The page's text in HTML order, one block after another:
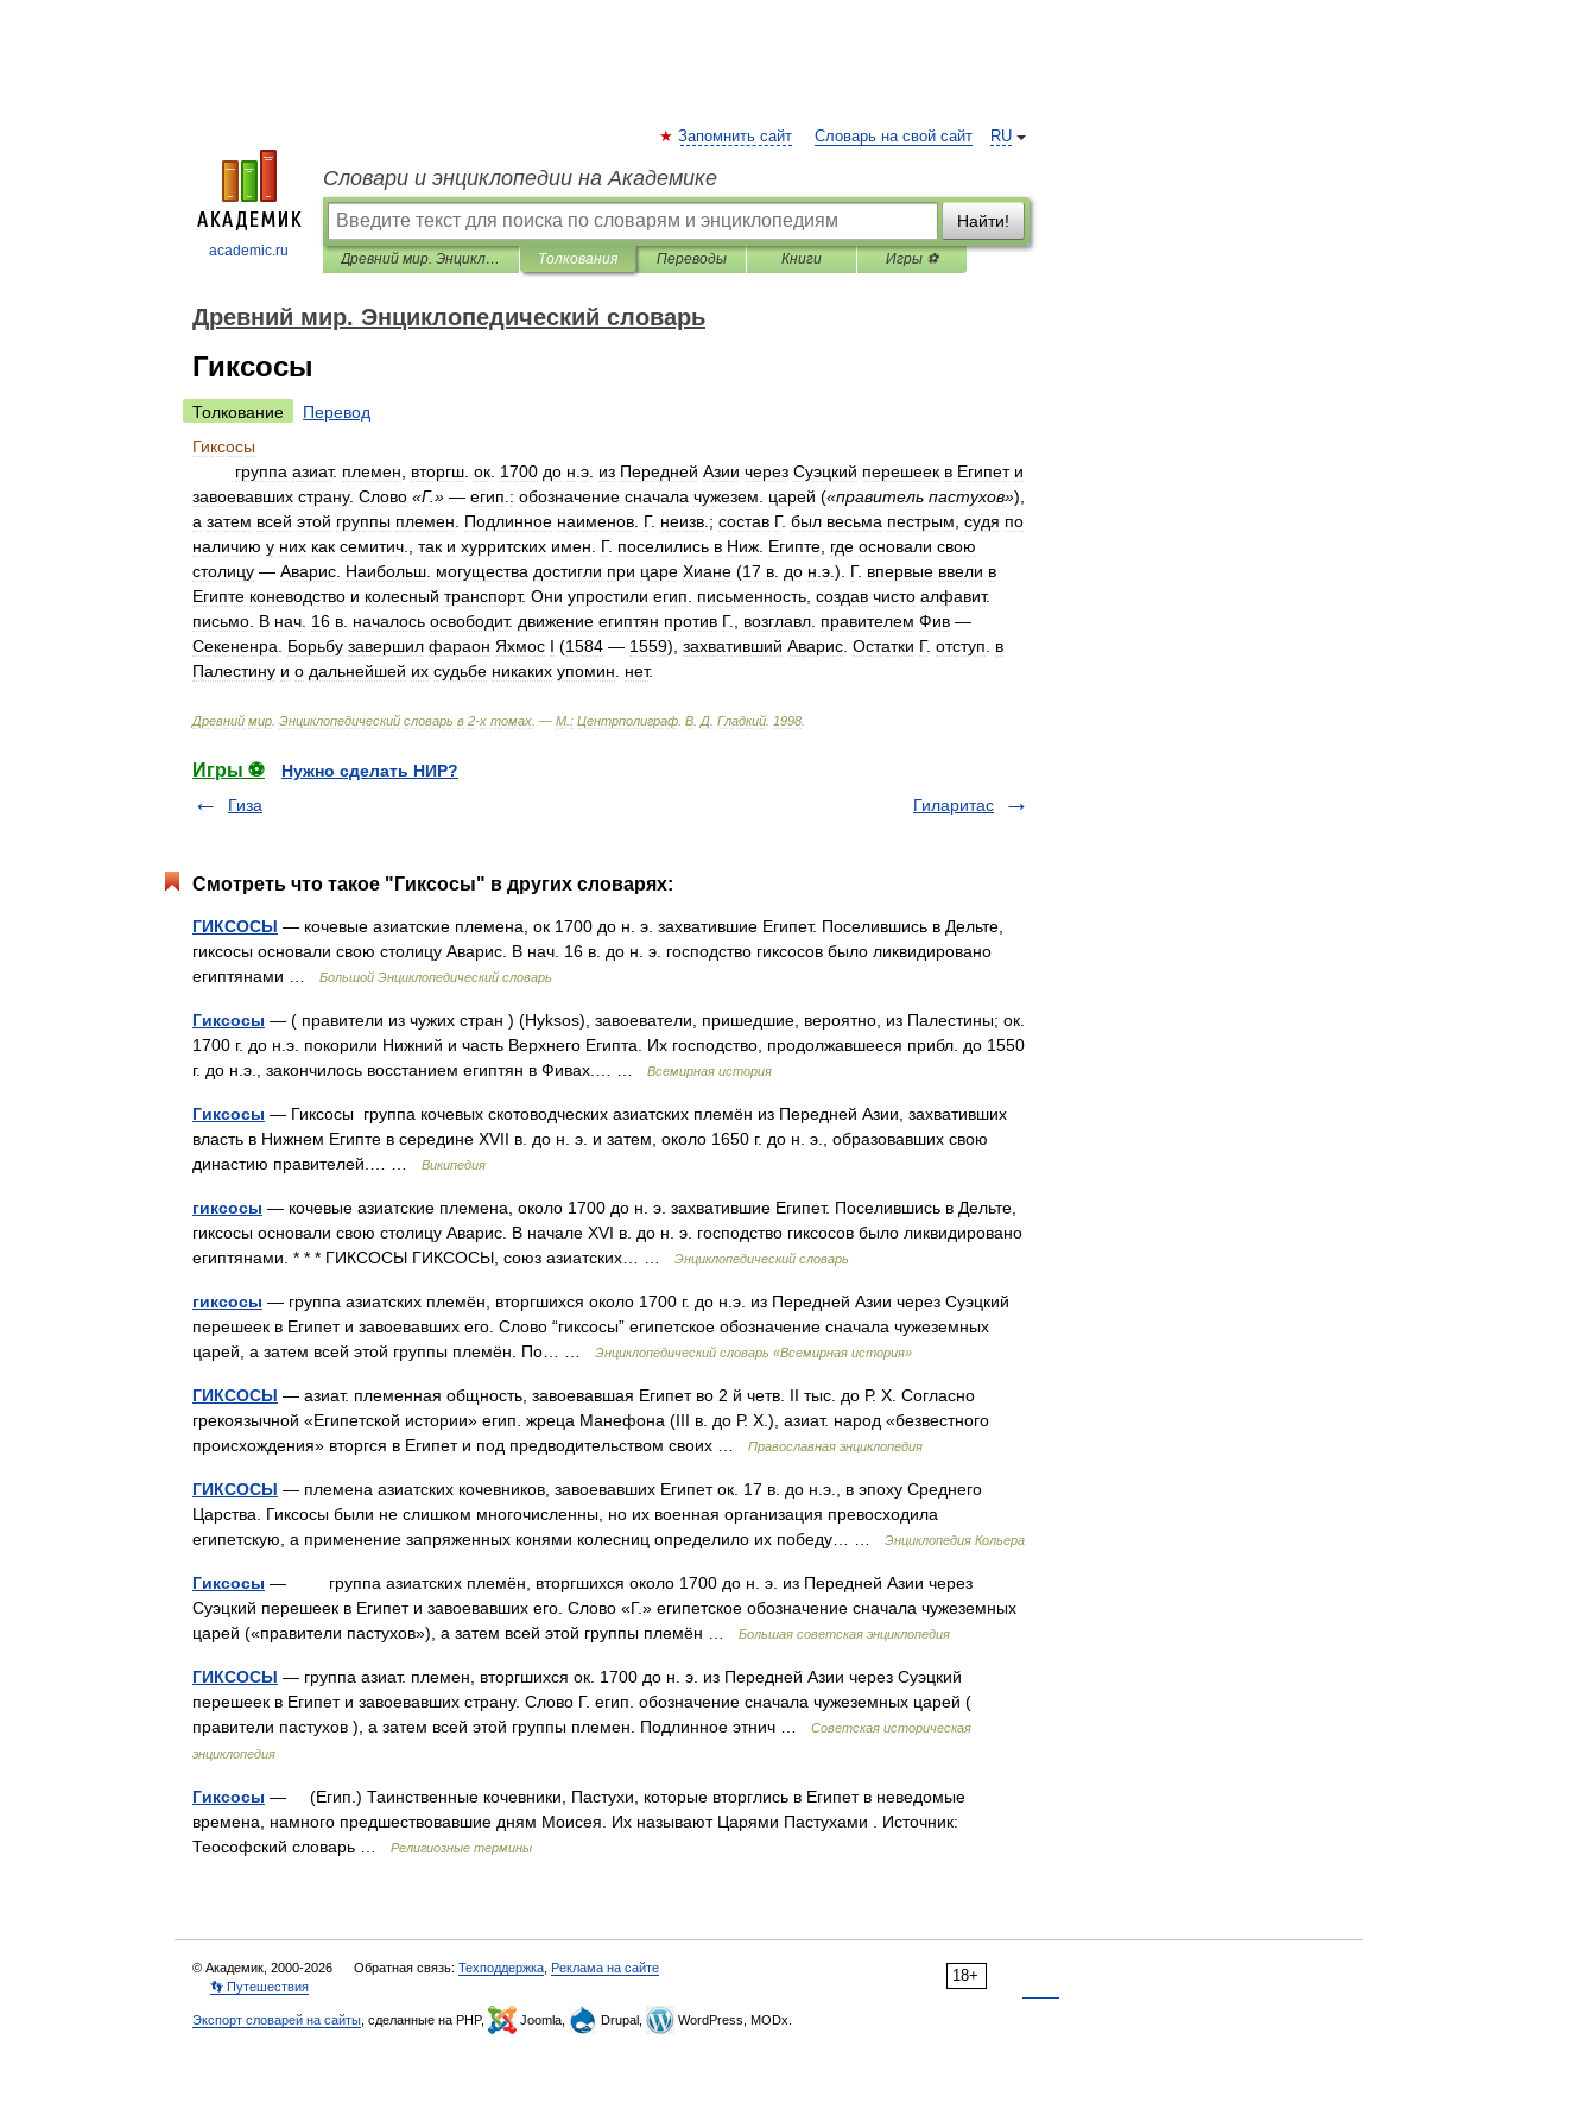
academic.ru
RU
Запомнить сайт Словарь на свой сайт
Словари и энциклопедии на Академике
Найти!
Древний мир. Энциклопедический словарь Толкования Переводы Книги Игры ⚽
Древний мир. Энциклопедический словарь
Гиксосы
Толкование
Перевод
Гиксосы
группа азиат. племен вторгш ок 1700 до н э из Передней Азии через Суэцкий перешеек в Египет и
завоевавших страну. Слово «Г.» — егип : обозначение сначала чужезем царей («правитель пастухов»),
а затем всей этой группы племен Подлинное наименов Г. неизв .; состав Г. был весьма пестрым судя по
наличию у них как семитич так и хурритских имен Г. поселились в Ниж Египте где основали свою
столицу — Аварис Наибольш могущества достигли при царе Хиане (17 в до н э .). Г. впервые ввели в
Египте коневодство и колесный транспорт. Они упростили егип письменность создав чисто алфавит.
письмо В нач 16 в началось освободит. движение египтян против Г., возглавл правителем Фив —
Секененра
Борьбу завершил фараон Яхмос I (1584 — 1559), захвативший Аварис Остатки Г. отступ
в
Палестину и о дальнейшей их судьбе никаких упомин нет.
Древний мир Энциклопедический словарь в 2-х томах . — М : Центрполиграф В Д Гладкий 1998
Игры ⚽
Нужно сделать НИР?
Гиза
Гиларитас
Смотреть что такое "Гиксосы" в других словарях:
ГИКСОСЫ — кочевые азиатские племена, ок 1700 до н. э. захватившие Египет. Поселившись в Дельте,
гиксосы основали свою столицу Аварис. В нач. 16 в. до н. э. господство гиксосов было ликвидировано
египтянами …
Большой Энциклопедический словарь
Гиксосы — ( правители из чужих стран ) (Hyksos), завоеватели, пришедшие, вероятно, из Палестины; ок.
1700 г. до н.э. покорили Нижний и часть Верхнего Египта. Их господство, продолжавшееся прибл. до 1550
г. до н.э., закончилось восстанием египтян в Фивах.… …
Всемирная история
Гиксосы — Гиксосы группа кочевых скотоводческих азиатских племён из Передней Азии, захвативших
власть в Нижнем Египте в середине XVII в. до н. э. и затем, около 1650 г. до н. э., образовавших свою
династию правителей.… …
Википедия
гиксосы — кочевые азиатские племена, около 1700 до н. э. захватившие Египет. Поселившись в Дельте,
гиксосы основали свою столицу Аварис. В начале XVI в. до н. э. господство гиксосов было ликвидировано
египтянами. * * * ГИКСОСЫ ГИКСОСЫ, союз азиатских… …
Энциклопедический словарь
гиксосы — группа азиатских племён, вторгшихся около 1700 г. до н.э. из Передней Азии через Суэцкий
перешеек в Египет и завоевавших его. Слово “гиксосы” египетское обозначение сначала чужеземных
царей, а затем всей этой группы племён. По… …
Энциклопедический словарь «Всемирная история»
ГИКСОСЫ — азиат. племенная общность, завоевавшая Египет во 2 й четв. II тыс. до Р. Х. Согласно
грекоязычной «Египетской истории» егип. жреца Манефона (III в. до Р. Х.), азиат. народ «безвестного
происхождения» вторгся в Египет и под предводительством своих …
Православная энциклопедия
ГИКСОСЫ — племена азиатских кочевников, завоевавших Египет ок. 17 в. до н.э., в эпоху Среднего
Царства. Гиксосы были не слишком многочисленны, но их военная организация превосходила
египетскую, а применение запряженных конями колесниц определило их победу… …
Энциклопедия Кольера
Гиксосы — группа азиатских племён, вторгшихся около 1700 до н. э. из Передней Азии через
Суэцкий перешеек в Египет и завоевавших его. Слово «Г.» египетское обозначение сначала чужеземных
царей («правители пастухов»), а затем всей этой группы племён …
Большая советская энциклопедия
ГИКСОСЫ — группа азиат. племен, вторгшихся ок. 1700 до н. э. из Передней Азии через Суэцкий
перешеек в Египет и завоевавших страну. Слово Г. егип. обозначение сначала чужеземных царей (
правители пастухов ), а затем всей этой группы племен. Подлинное этнич …
Советская историческая
энциклопедия
Гиксосы — (Егип.) Таинственные кочевники, Пастухи, которые вторглись в Египет в неведомые
времена, намного предшествовавшие дням Моисея. Их называют Царями Пастухами . Источник:
Теософский словарь …
Религиозные термины
18+
© Академик, 2000-2026 Обратная связь: Техподдержка Реклама на сайте
👣 Путешествия
Экспорт словарей на сайты , сделанные на PHP, Joomla, Drupal, WordPress, MODx.